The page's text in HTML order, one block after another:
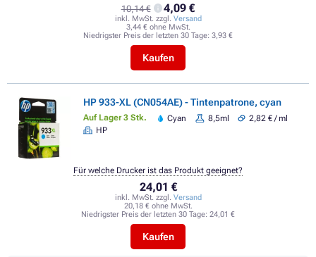
10,14 € 4,09 €
inkl. MwSt. zzgl. Versand
3,44 € ohne MwSt.
Niedrigster Preis der letzten 30 Tage: 3,93 €
Kaufen
HP 933-XL (CN054AE) - Tintenpatrone, cyan
Auf Lager 3 Stk. Cyan 8,5ml
2,82 € / ml
HP
24,01 €
inkl. MwSt. zzgl. Versand
20,18 € ohne MwSt.
Niedrigster Preis der letzten 30 Tage: 24,01 €
Kaufen
Für welche Drucker ist das Produkt geeignet?